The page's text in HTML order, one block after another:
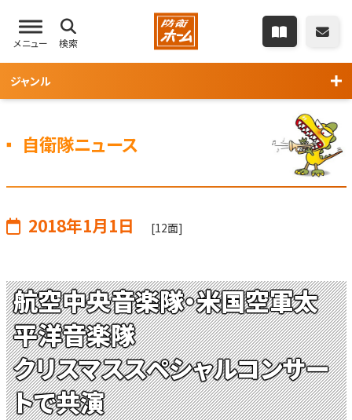
メニュー 検索
ジャンル
自衛隊ニュース
2018年1月1日 [12面]
航空中央音楽隊・米国空軍太
平洋音楽隊
クリスマススペシャルコンサー
トで共演